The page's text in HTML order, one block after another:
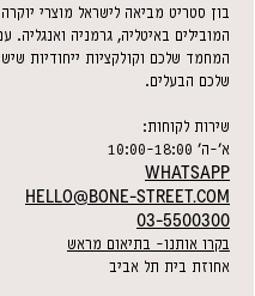
בון סטריט מביאה לישראל מוצרי
המובילים באיטליה, גרמניה ואנגליה.
המחמד שלכם וקולקציות ייחודיות
שלכם הבעלים.
שירות לקוחות:
א׳-ה׳ 10:00-18:00
WHATSAPP
HELLO@BONE-STREET.COM
03-5500300
בקרו אותנו- בתיאום מראש
אחוזת בית תל אביב